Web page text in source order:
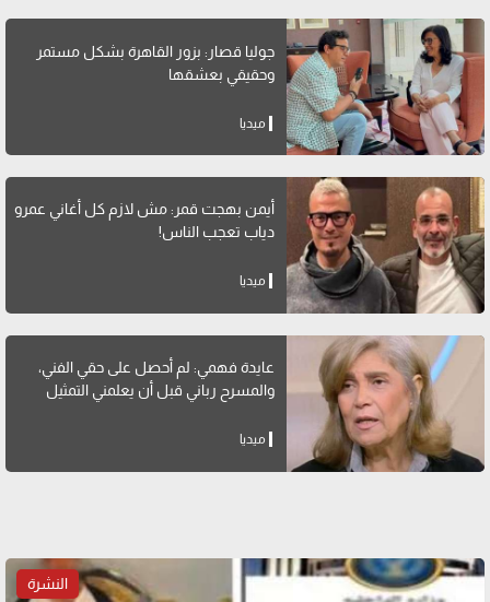
جوليا قصار: بزور القاهرة بشكل مستمر
وحقيقي بعشقها
ميديا
أيمن بهجت قمر: مش لازم كل أغاني عمرو
دياب تعجب الناس!
ميديا
عايدة فهمي: لم أحصل على حقي الفني،
والمسرح رباني قبل أن يعلمني التمثيل
ميديا
النشرة